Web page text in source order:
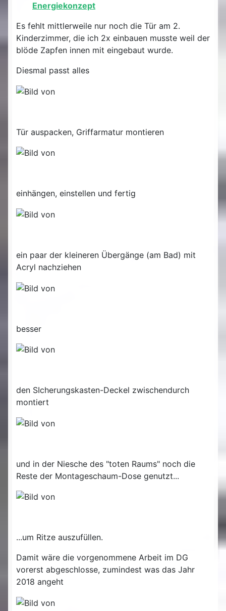
Energiekonzept
Es fehlt mittlerweile nur noch die Tür am 2.
Kinderzimmer, die ich 2x einbauen musste weil der
blöde Zapfen innen mit eingebaut wurde.
Diesmal passt alles
Tür auspacken, Griffarmatur montieren
einhängen, einstellen und fertig
ein paar der kleineren Übergänge (am Bad) mit
Acryl nachziehen
besser
den SIcherungskasten-Deckel zwischendurch
montiert
und in der Niesche des "toten Raums" noch die
Reste der Montageschaum-Dose genutzt...
...um Ritze auszufüllen.
Damit wäre die vorgenommene Arbeit im DG
vorerst abgeschlosse, zumindest was das Jahr
2018 angeht